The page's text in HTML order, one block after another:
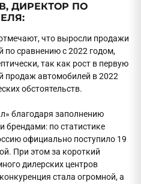
ДИРЕКТОР ПО
что выросли продажи
по сравнению с 2022 годом,
так как рост в первую
продаж автомобилей в 2022
обстоятельств.
благодаря заполнению
по статистике
официально поступило 19
При этом за короткий
дилерских центров
стала огромной, а